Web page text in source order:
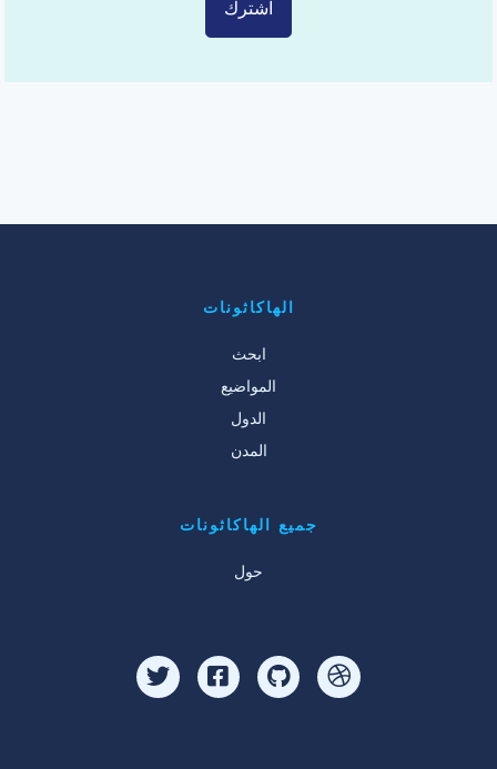
اشترك
الهاكاثونات
ابحث
المواضيع
الدول
المدن
جميع الهاكاثونات
حول